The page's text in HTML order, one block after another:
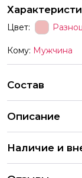
Цвет:
Кому: Мужчина
Состав
Описание
продаём шары
шары с одним
Рисунки на
Наличие и